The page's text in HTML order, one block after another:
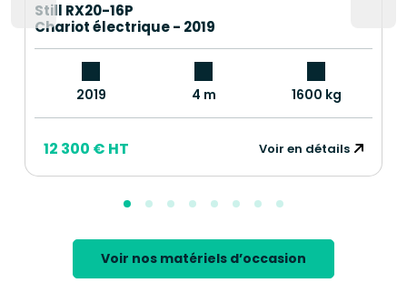
Still RX20-16P
Chariot électrique - 2019
2019 4 m 1600 kg
12 300 € HT Voir en détails
Voir nos matériels d’occasion